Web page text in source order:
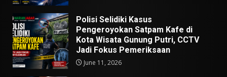
Polisi Selidiki Kasus
Pengeroyokan Satpam Kafe di
Kota Wisata Gunung Putri, CCTV
Jadi Fokus Pemeriksaan
June 11, 2026